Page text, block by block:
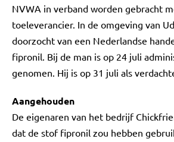
NVWA in verband worden gebracht
toeleverancier. In de omgeving van
doorzocht van een Nederlandse
fipronil. Bij de man is op 24 juli
genomen. Hij is op 31 juli als
Aangehouden
De eigenaren van het bedrijf
dat de stof fipronil zou hebben